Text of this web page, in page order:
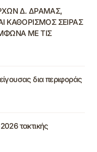
Δ. ΔΡΑΜΑΣ,
ΚΑΘΟΡΙΣΜΟΣ ΣΕΙΡΑΣ
ΜΕ ΤΙΣ
δια περιφοράς
τακτικής